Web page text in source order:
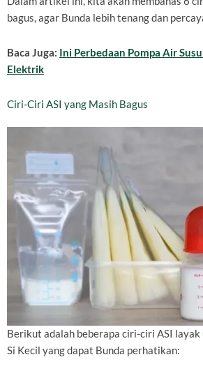
bagus, agar Bunda lebih tenang dan
Baca Juga: Ini Perbedaan Pompa Air
Elektrik
Ciri-Ciri ASI yang Masih Bagus
Berikut adalah beberapa ciri-ciri ASI
Si Kecil yang dapat Bunda perhatikan: